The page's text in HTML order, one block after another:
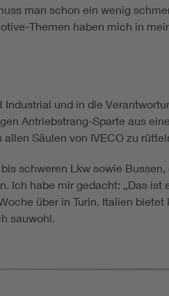
man schon ein wenig
Themen haben mich in
und in die
Antriebstrang-Sparte aus
Säulen von IVECO zu
schweren Lkw sowie
Ich habe mir gedacht: „Das
über in Turin. Italien
sauwohl.